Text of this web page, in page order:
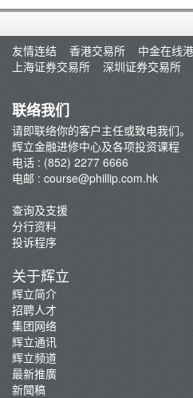
简介
辉立课程
讲师
友情连结
香港交易所 中金在线
上海证券交易所
深圳证券交易所
联络我们
请即联络你的客户主任或致电我们。
辉立金融进修中心及各项投资课程
电话 : (852) 2277 6666
电邮 : course@phillip.com.hk
查询及支援
分行资料
投诉程序
关于辉立
辉立简介
招聘人才
集团网络
辉立通讯
辉立频道
最新推廣
新聞稿